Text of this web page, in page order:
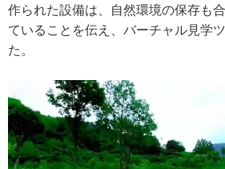
作られた設備は、自然環境の保存も
ていることを伝え、バーチャル見学
た。